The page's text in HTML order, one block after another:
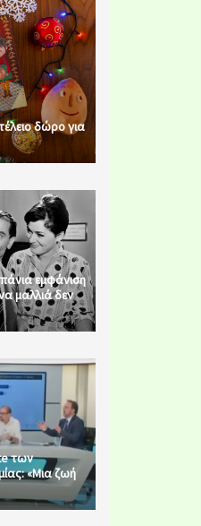
δώρο για
εμφάνιση
μαλλιά δεν
των
«Μια ζωή